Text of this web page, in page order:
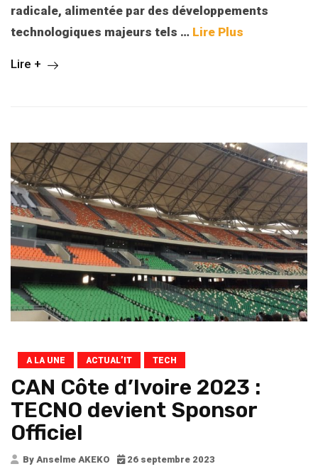
radicale, alimentée par des développements
technologiques majeurs tels … Lire Plus
Lire +
A LA UNE ACTUAL’IT TECH
CAN Côte d’Ivoire 2023 :
TECNO devient Sponsor
Officiel
By Anselme AKEKO
26 septembre 2023